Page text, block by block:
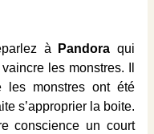
à Pandora qui
les monstres. Il
les monstres ont été
s’approprier la boite.
conscience un court